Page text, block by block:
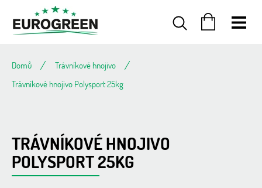
obsah
Domů
Trávníkové hnojivo
Trávníkové hnojivo Polysport 25kg
TRÁVNÍKOVÉ HNOJIVO
POLYSPORT 25KG